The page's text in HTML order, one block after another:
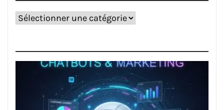
Catégories